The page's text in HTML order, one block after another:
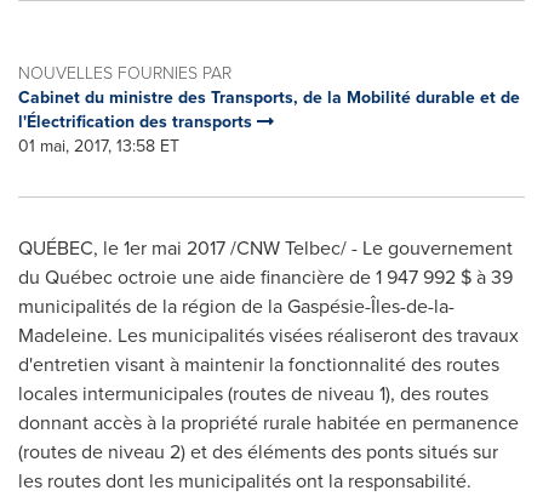
NOUVELLES FOURNIES PAR
Cabinet du ministre des Transports, de la Mobilité durable et de
l'Électrification des transports
01 mai, 2017, 13:58 ET
QUÉBEC, le 1er mai 2017 /CNW Telbec/ - Le gouvernement
du Québec octroie une aide financière de 1 947 992 $ à 39
municipalités de la région de la Gaspésie-Îles-de-la-
Madeleine. Les municipalités visées réaliseront des travaux
d'entretien visant à maintenir la fonctionnalité des routes
locales intermunicipales (routes de niveau 1), des routes
donnant accès à la propriété rurale habitée en permanence
(routes de niveau 2) et des éléments des ponts situés sur
les routes dont les municipalités ont la responsabilité.